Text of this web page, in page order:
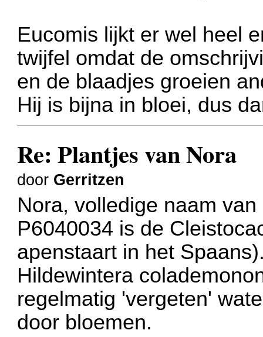
Eucomis lijkt er wel heel
twijfel omdat de
en de blaadjes groeien
Hij is bijna in bloei, dus
Re: Plantjes van Nora
door Gerritzen
Nora, volledige naam
P6040034 is de
apenstaart in het
Hildewintera
regelmatig 'vergeten'
door bloemen.